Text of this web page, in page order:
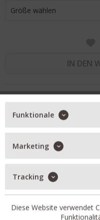
Größe wählen
IN DEN
BESCHREIBUNG
Hose Winona in
mittlere Leibhöhe
entspannte Silhouette
light wool mix stretch
Gummibund und
Funktionale
Marketing
Tracking
Diese Website verwendet